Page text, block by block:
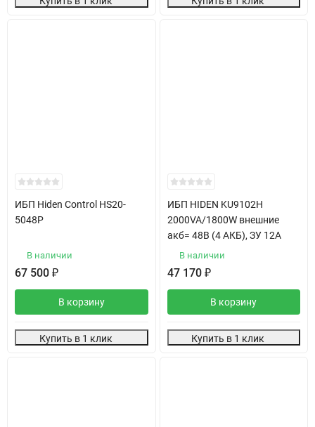
ИБП Hiden Control HS20-
5048P
В наличии
67 500 ₽
В корзину
Купить в 1 клик
ИБП HIDEN KU9102H
2000VA/1800W внешние
акб= 48В (4 АКБ), ЗУ 12А
В наличии
47 170 ₽
В корзину
Купить в 1 клик